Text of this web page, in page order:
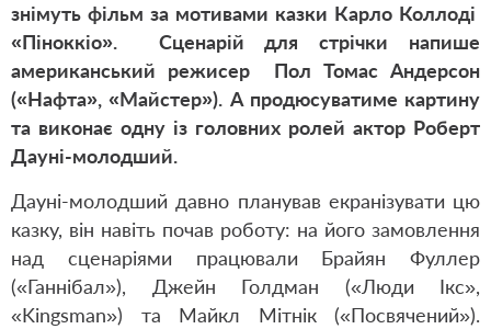
знімуть фільм за мотивами казки Карло Коллоді
«Піноккіо». Сценарій для стрічки напише
американський режисер Пол Томас Андерсон
(«Нафта», «Майстер»). А продюсуватиме картину
та виконає одну із головних ролей актор Роберт
Дауні-молодший.
Дауні-молодший давно планував екранізувати цю
казку, він навіть почав роботу: на його замовлення
над сценаріями працювали Брайян Фуллер
(«Ганнібал»), Джейн Голдман («Люди Ікс»,
«Kingsman») та Майкл Мітнік («Посвячений»).